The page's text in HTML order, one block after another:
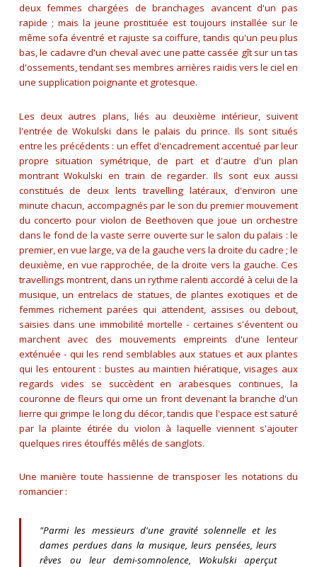
deux femmes chargées de branchages avancent d'un pas
rapide ; mais la jeune prostituée est toujours installée sur le
même sofa éventré et rajuste sa coiffure, tandis qu'un peu plus
bas, le cadavre d'un cheval avec une patte cassée gît sur un tas
d'ossements, tendant ses membres arrières raidis vers le ciel en
une supplication poignante et grotesque.
Les deux autres plans, liés au deuxième intérieur, suivent
l'entrée de Wokulski dans le palais du prince. Ils sont situés
entre les précédents : un effet d'encadrement accentué par leur
propre situation symétrique, de part et d'autre d'un plan
montrant Wokulski en train de regarder. Ils sont eux aussi
constitués de deux lents travelling latéraux, d'environ une
minute chacun, accompagnés par le son du premier mouvement
du concerto pour violon de Beethoven que joue un orchestre
dans le fond de la vaste serre ouverte sur le salon du palais : le
premier, en vue large, va de la gauche vers la droite du cadre ; le
deuxième, en vue rapprochée, de la droite vers la gauche. Ces
travellings montrent, dans un rythme ralenti accordé à celui de la
musique, un entrelacs de statues, de plantes exotiques et de
femmes richement parées qui attendent, assises ou debout,
saisies dans une immobilité mortelle - certaines s'éventent ou
marchent avec des mouvements empreints d'une lenteur
exténuée - qui les rend semblables aux statues et aux plantes
qui les entourent : bustes au maintien hiératique, visages aux
regards vides se succèdent en arabesques continues, la
couronne de fleurs qui orne un front devenant la branche d'un
lierre qui grimpe le long du décor, tandis que l'espace est saturé
par la plainte étirée du violon à laquelle viennent s'ajouter
quelques rires étouffés mêlés de sanglots.
Une manière toute hassienne de transposer les notations du
romancier :
"Parmi les messieurs d'une gravité solennelle et les
dames perdues dans la musique, leurs pensées, leurs
rêves ou leur demi-somnolence, Wokulski aperçut